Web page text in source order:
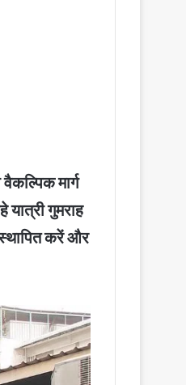
मार्ग
गुमराह
स्थापित करें और